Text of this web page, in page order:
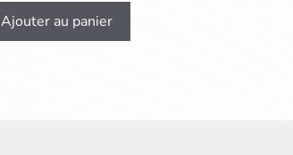
Ajouter au panier